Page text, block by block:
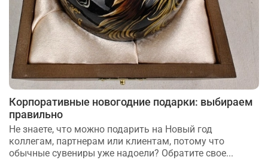
Корпоративные новогодние подарки: выбираем
правильно
Не знаете, что можно подарить на Новый год
коллегам, партнерам или клиентам, потому что
обычные сувениры уже надоели? Обратите свое...